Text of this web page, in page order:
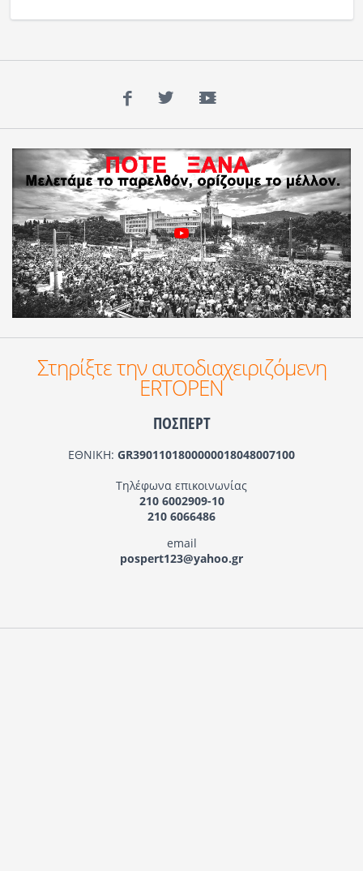
Facebook
TwitterYouTube
Στηρίξτε την αυτοδιαχειριζόμενη
ERTOPEN
ΠΟΣΠΕΡΤ
ΕΘΝΙΚΗ: GR3901101800000018048007100
Τηλέφωνα επικοινωνίας
210 6002909-10
210 6066486
email
pospert123@yahoo.gr